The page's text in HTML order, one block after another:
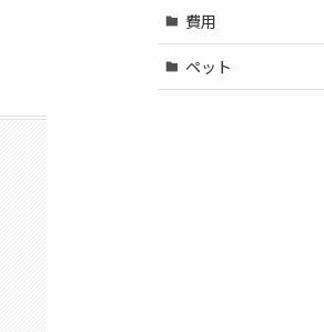
費用
ペット